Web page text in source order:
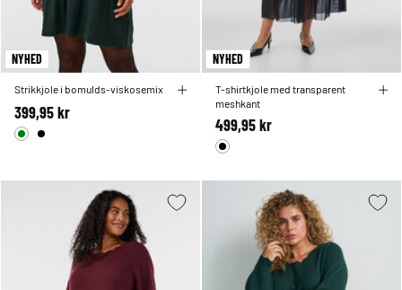
NYHED
Strikkjole i bomulds-viskosemix
399,95 kr
NYHED
T-shirtkjole med transparent
meshkant
499,95 kr